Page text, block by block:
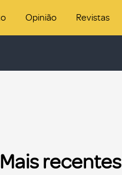
Opinião Revistas
Mais recentes